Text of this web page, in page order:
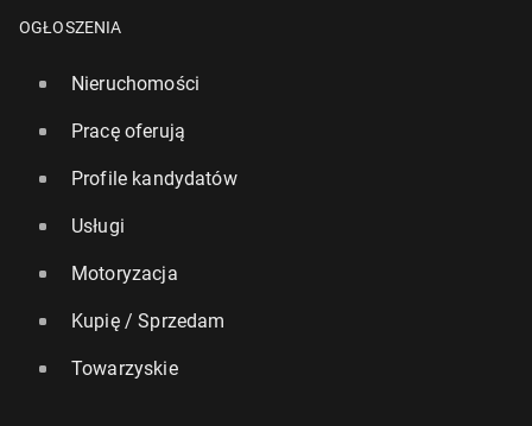
OGŁOSZENIA
Nieruchomości
Pracę oferują
Profile kandydatów
Usługi
Motoryzacja
Kupię / Sprzedam
Towarzyskie